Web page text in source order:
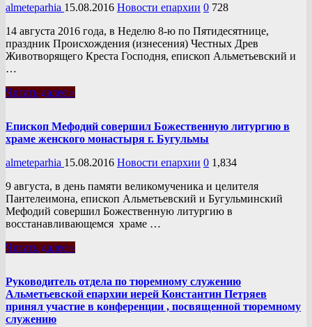
almeteparhia 15.08.2016 Новости епархии 0 728
14 августа 2016 года, в Неделю 8-ю по Пятидесятнице,
праздник Происхождения (изнесения) Честных Древ
Животворящего Креста Господня, епископ Альметьевский и
…
Читать далее »
Епископ Мефодий совершил Божественную литургию в
храме женского монастыря г. Бугульмы
almeteparhia 15.08.2016 Новости епархии 0 1,834
9 августа, в день памяти великомученика и целителя
Пантелеимона, епископ Альметьевский и Бугульминский
Мефодий совершил Божественную литургию в
восстанавливающемся храме …
Читать далее »
Руководитель отдела по тюремному служению
Альметьевской епархии иерей Константин Петряев
принял участие в конференции , посвященной тюремному
служению